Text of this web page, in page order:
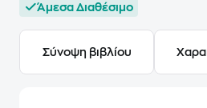
Άμεσα Διαθέσιμο
Σύνοψη βιβλίου